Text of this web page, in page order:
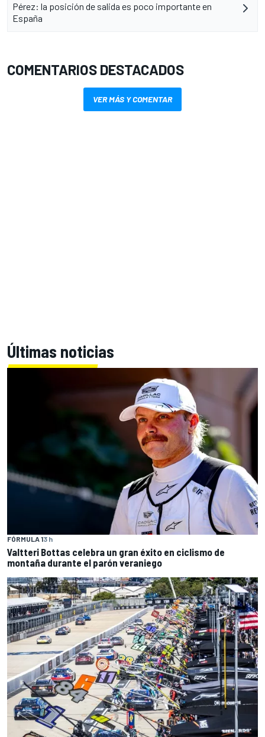
Pérez: la posición de salida es poco importante en
España
COMENTARIOS DESTACADOS
VER MÁS Y COMENTAR
Últimas noticias
FÓRMULA 13 h
Valtteri Bottas celebra un gran éxito en ciclismo de
montaña durante el parón veraniego